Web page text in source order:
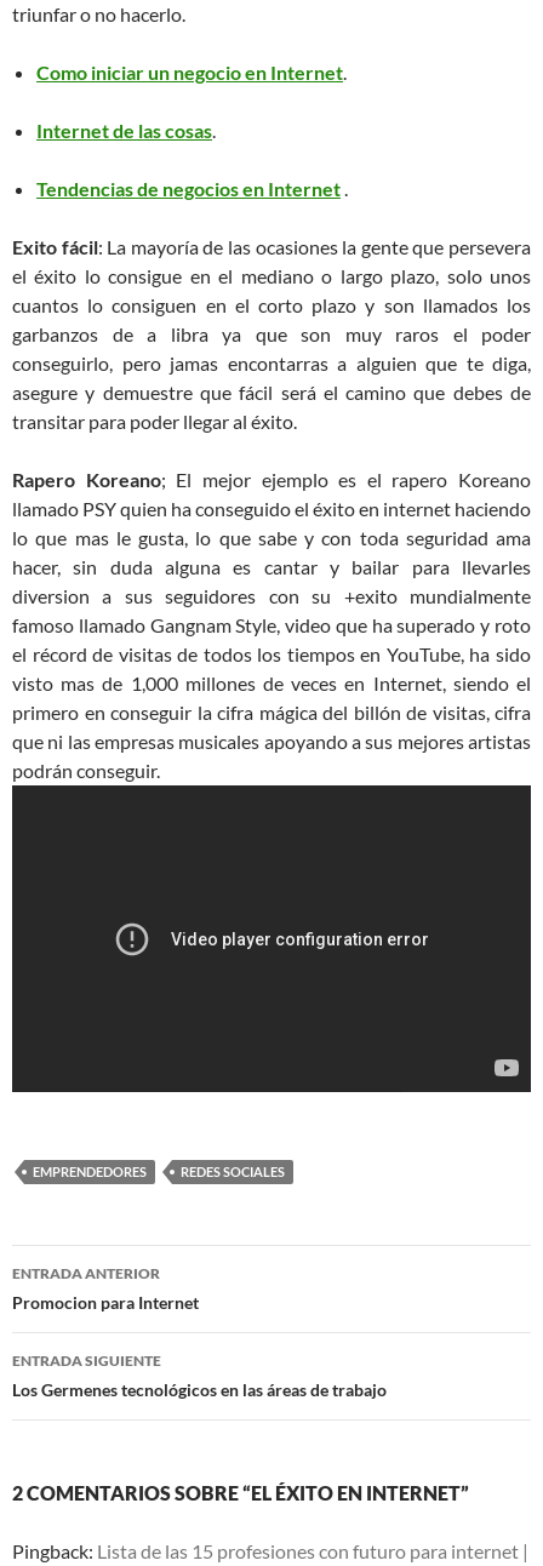
triunfar o no hacerlo.
Como iniciar un negocio en Internet
Internet de las cosas
Tendencias de negocios en Internet
Exito fácil: La mayoría de las ocasiones la gente que persevera
el éxito lo consigue en el mediano o largo plazo, solo unos
cuantos lo consiguen en el corto plazo y son llamados los
garbanzos de a libra ya que son muy raros el poder
conseguirlo, pero jamas encontarras a alguien que te diga,
asegure y demuestre que fácil será el camino que debes de
transitar para poder llegar al éxito.
Rapero Koreano; El mejor ejemplo es el rapero Koreano
llamado PSY quien ha conseguido el éxito en internet haciendo
lo que mas le gusta, lo que sabe y con toda seguridad ama
hacer, sin duda alguna es cantar y bailar para llevarles
diversion a sus seguidores con su +exito mundialmente
famoso llamado Gangnam Style, video que ha superado y roto
el récord de visitas de todos los tiempos en YouTube, ha sido
visto mas de 1,000 millones de veces en Internet, siendo el
primero en conseguir la cifra mágica del billón de visitas, cifra
que ni las empresas musicales apoyando a sus mejores artistas
podrán conseguir.
EMPRENDEDORES REDES SOCIALES
Navegación
de
entradas
ENTRADA ANTERIOR
Promocion para Internet
ENTRADA SIGUIENTE
Los Germenes tecnológicos en las áreas de trabajo
2 COMENTARIOS SOBRE “EL ÉXITO EN INTERNET”
Pingback: Lista de las 15 profesiones con futuro para internet |